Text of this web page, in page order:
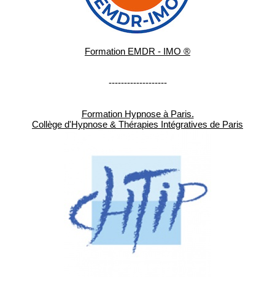
Formation EMDR - IMO ®
-------------------
Formation Hypnose à Paris.
Collège d'Hypnose & Thérapies Intégratives de Paris